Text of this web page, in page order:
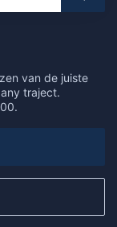
van de juiste
traject.